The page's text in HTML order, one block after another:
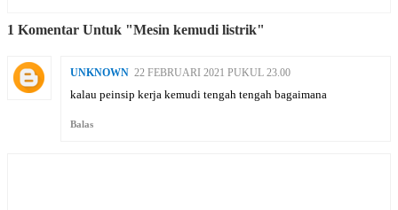
1 Komentar Untuk "Mesin kemudi listrik"
UNKNOWN 22 FEBRUARI 2021 PUKUL 23.00
kalau peinsip kerja kemudi tengah tengah bagaimana
Balas